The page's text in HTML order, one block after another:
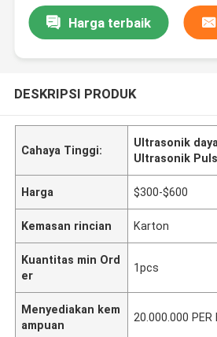
Harga terbaik
DESKRIPSI PRODUK
Cahaya Tinggi:
Ultrasonik
Ultrasonik
Harga $300-$600
Kemasan rincian Karton
Kuantitas min Ord
er
1pcs
Menyediakan kem
ampuan
20.000.000 PER